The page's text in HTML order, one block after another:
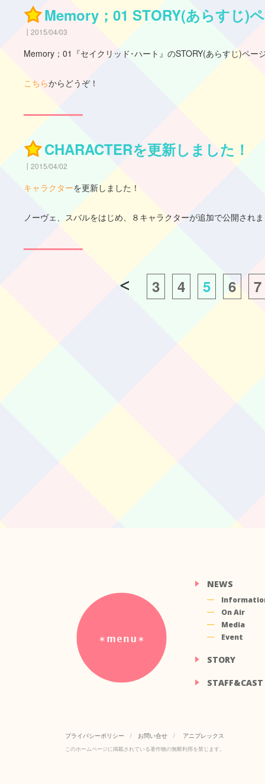
Memory；01 STORY(あらすじ)
2015/04/03
Memory；01『セイクリッド･ハート』のSTORY(あらすじ)ペー
こちらからどうぞ！
CHARACTERを更新しました！
2015/04/02
キャラクターを更新しました！
ノーヴェ、スバルをはじめ、８キャラクターが追加で公開され
3 4 5 6 7
NEWS
On Air
Media
Event
STORY
STAFF&CAST
プライバシーポリシー / お問い合せ / アニプレックス
このホームページに掲載されている著作物の無断利用を禁じます。